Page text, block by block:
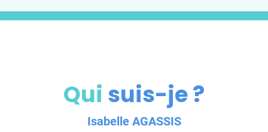
Qui suis-je ?
Isabelle AGASSIS